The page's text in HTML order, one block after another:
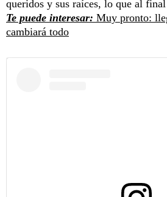
queridos y sus raíces, lo que al
Te puede interesar: Muy pronto:
cambiará todo